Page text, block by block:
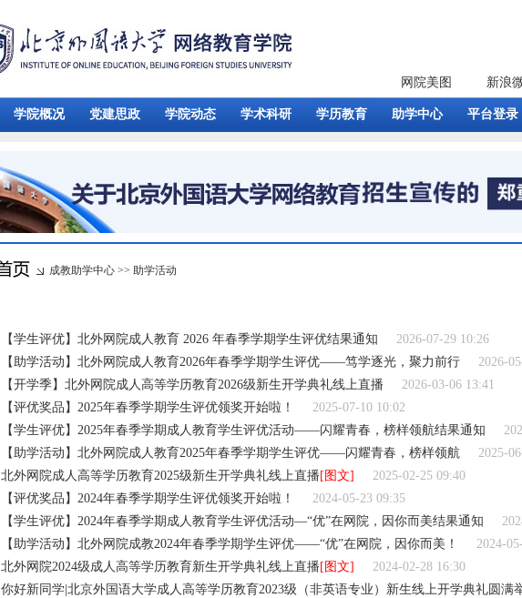
网院美图 新浪
学院概况 党建思政 学院动态 学术科研 学历教育 助学中心 平台登录
成教助学中心 >> 助学活动
【学生评优】北外网院成人教育 2026 年春季学期学生评优结果通知
2026-07-29 10:26
【助学活动】北外网院成人教育2026年春季学期学生评优——笃学逐光，聚力前行
2026-
【开学季】北外网院成人高等学历教育2026级新生开学典礼线上直播
2026-03-06 13:41
【评优奖品】2025年春季学期学生评优领奖开始啦！
2025-07-10 10:02
【学生评优】2025年春季学期成人教育学生评优活动——闪耀青春，榜样领航结果通知
【助学活动】北外网院成人教育2025年春季学期学生评优——闪耀青春，榜样领航
2025-
北外网院成人高等学历教育2025级新生开学典礼线上直播 [图文]
2025-02-25 09:40
【评优奖品】2024年春季学期学生评优领奖开始啦！
2024-05-23 09:35
【学生评优】2024年春季学期成人教育学生评优活动—“优”在网院，因你而美结果通知
【助学活动】北外网院成教2024年春季学期学生评优——“优”在网院，因你而美！
2024-
北外网院2024级成人高等学历教育新生开学典礼线上直播 [图文]
2024-02-28 16:30
你好新同学|北京外国语大学成人高等学历教育2023级（非英语专业）新生线上开学典礼圆满